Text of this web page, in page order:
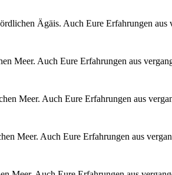
Ägäis. Auch Eure Erfahrungen aus
Meer. Auch Eure Erfahrungen aus
Meer. Auch Eure Erfahrungen aus
Meer. Auch Eure Erfahrungen aus